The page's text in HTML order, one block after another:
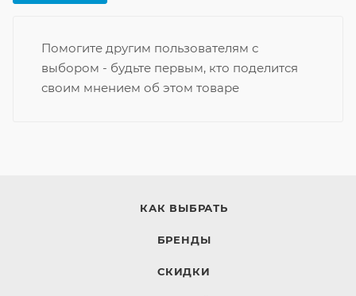
Помогите другим пользователям с
выбором - будьте первым, кто поделится
своим мнением об этом товаре
КАК ВЫБРАТЬ
БРЕНДЫ
СКИДКИ